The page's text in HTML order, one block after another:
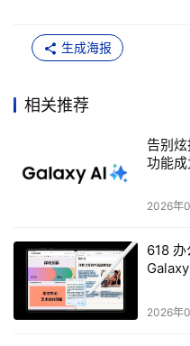
排队)，相对3.5英寸硬盘
通早在去年就开始与
料之中，但依旧让人兴奋。
不论是发布新产品还是
产业的萧条以及欧美市场
阔的新兴市场是这些硬盘
出新产品还是不够，新的
的。看看几家制造商近期
存储设备就明白了。
生成海报
相关推荐
告别
功能成
2026年
618
2026年